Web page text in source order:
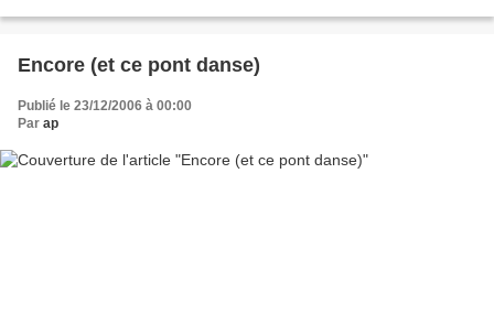
Encore (et ce pont danse)
Publié le 23/12/2006 à 00:00
Par ap